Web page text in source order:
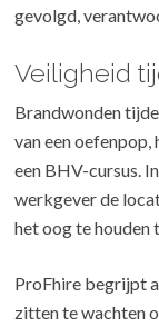
gevolgd,
Veiligheid
Brandwonden
van een
een BHV-cursus.
werkgever de
het oog te houden
ProFhire begrijpt
zitten te wachten